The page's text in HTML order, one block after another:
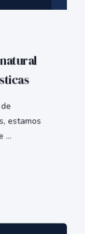
estamos
...